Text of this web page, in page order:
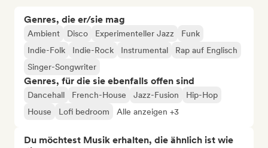
Genres, die er/sie mag
Ambient Disco Experimenteller Jazz
Funk
Indie-Folk
Indie-Rock Instrumental
Rap auf Englisch
Singer-Songwriter
Genres, für die sie ebenfalls offen sind
Dancehall French-House Jazz-Fusion
Hip-Hop
House
Lofi bedroom Alle anzeigen +3
Du möchtest Musik erhalten, die ähnlich ist wie